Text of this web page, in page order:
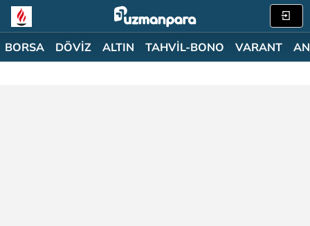
BORSA DÖVİZ ALTIN TAHVİL-BONO VARANT